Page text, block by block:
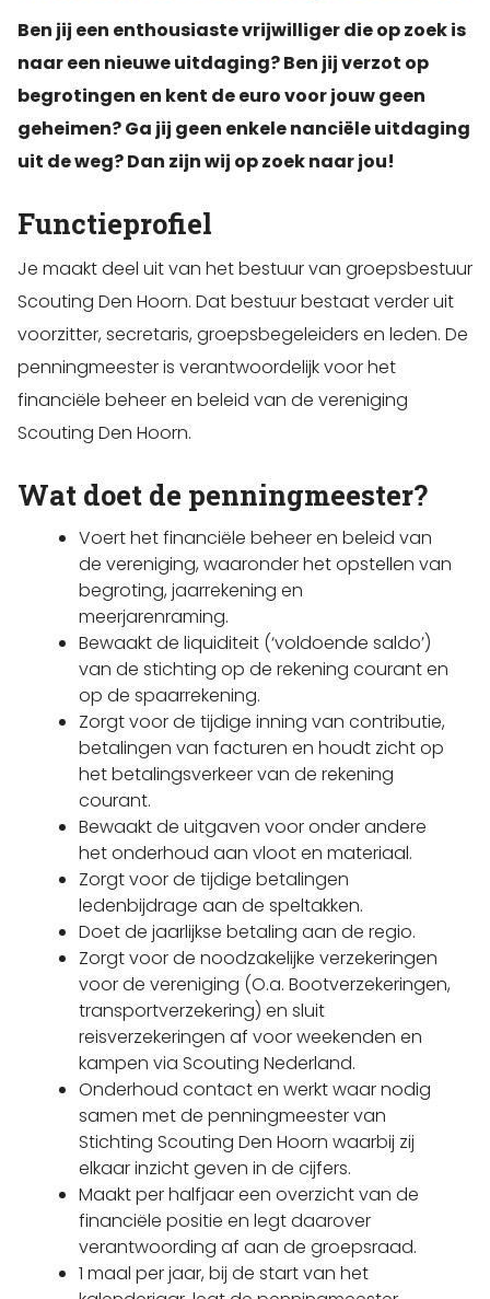
Ben jij een enthousiaste vrijwilliger die op zoek is
naar een nieuwe uitdaging? Ben jij verzot op
begrotingen en kent de euro voor jouw geen
geheimen? Ga jij geen enkele nanciële uitdaging
uit de weg? Dan zijn wij op zoek naar jou!
Functieprofiel
Je maakt deel uit van het bestuur van groepsbestuur
Scouting Den Hoorn. Dat bestuur bestaat verder uit
voorzitter, secretaris, groepsbegeleiders en leden. De
penningmeester is verantwoordelijk voor het
financiële beheer en beleid van de vereniging
Scouting Den Hoorn.
Wat doet de penningmeester?
Voert het financiële beheer en beleid van
de vereniging, waaronder het opstellen van
begroting, jaarrekening en
meerjarenraming.
Bewaakt de liquiditeit (‘voldoende saldo’)
van de stichting op de rekening courant en
op de spaarrekening.
Zorgt voor de tijdige inning van contributie,
betalingen van facturen en houdt zicht op
het betalingsverkeer van de rekening
courant.
Bewaakt de uitgaven voor onder andere
het onderhoud aan vloot en materiaal.
Zorgt voor de tijdige betalingen
ledenbijdrage aan de speltakken.
Doet de jaarlijkse betaling aan de regio.
Zorgt voor de noodzakelijke verzekeringen
voor de vereniging (O.a. Bootverzekeringen,
transportverzekering) en sluit
reisverzekeringen af voor weekenden en
kampen via Scouting Nederland.
Onderhoud contact en werkt waar nodig
samen met de penningmeester van
Stichting Scouting Den Hoorn waarbij zij
elkaar inzicht geven in de cijfers.
Maakt per halfjaar een overzicht van de
financiële positie en legt daarover
verantwoording af aan de groepsraad.
1 maal per jaar, bij de start van het